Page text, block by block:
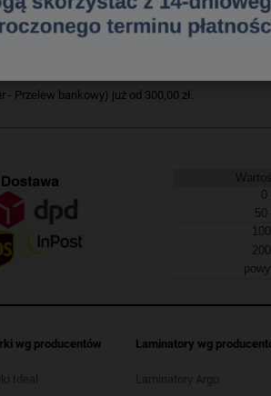
Przelew bankowy) już od 300,00 zł.
0
50
wg producentów
Ideal
Laminatory wg
Laminatory Argo